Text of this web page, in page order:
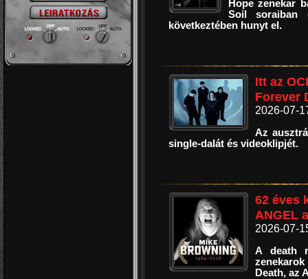
Hope zenekar
Soil soraiban
következtében hunyt el.
Itt az
Forever
2026-07-
Az
single-dalát és videoklipjét.
62 éves
ANGEL
2026-07-
A death
Death, az